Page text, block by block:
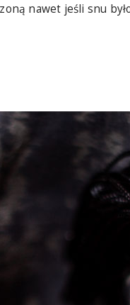
nawet jeśli snu